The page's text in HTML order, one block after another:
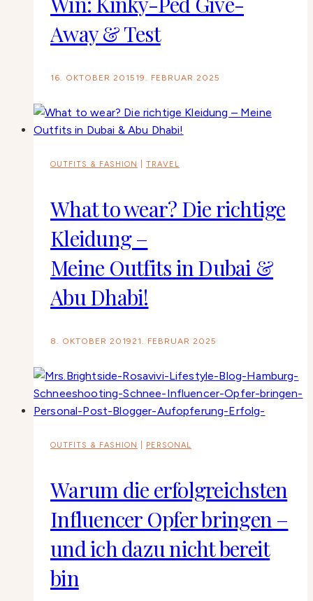
Away & Test
16. OKTOBER 2015 19. FEBRUAR 2025
OUTFITS & FASHION TRAVEL
What to wear? Die richtige
Kleidung –
Meine Outfits in Dubai &
Abu Dhabi!
8. OKTOBER 2019 21. FEBRUAR 2025
OUTFITS & FASHION PERSONAL
Warum die erfolgreichsten
Influencer Opfer bringen –
und ich dazu nicht bereit
bin